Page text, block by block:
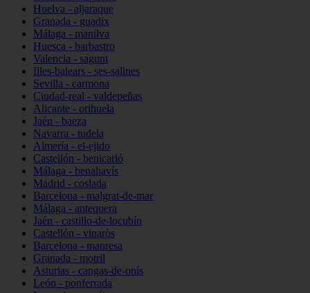
Huelva - aljaraque
Granada - guadix
Málaga - manilva
Huesca - barbastro
Valencia - sagunt
Illes-balears - ses-salines
Sevilla - carmona
Ciudad-real - valdepeñas
Alicante - orihuela
Jaén - baeza
Navarra - tudela
Almería - el-ejido
Castellón - benicarló
Málaga - benahavís
Madrid - coslada
Barcelona - malgrat-de-mar
Málaga - antequera
Jaén - castillo-de-locubín
Castellón - vinaròs
Barcelona - manresa
Granada - motril
Asturias - cangas-de-onís
León - ponferrada